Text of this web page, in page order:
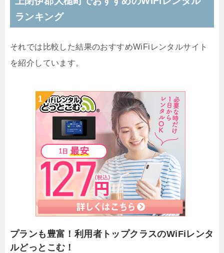
ランキング
それでは比較した結果のおすすめWiFiレンタルサイト
を紹介しています。
プランも豊富！利用者トップクラスのWiFiレンタ
ルどっとこむ！